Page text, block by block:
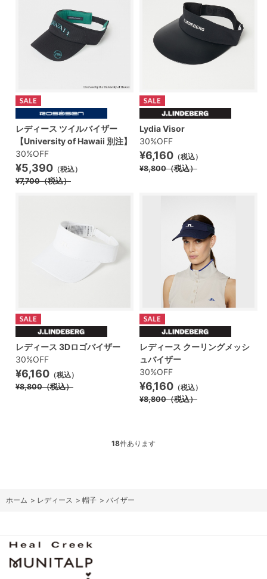
レディース ツイルバイザー
【University of Hawaii 別注】
30%OFF
¥5,390 （税込）
¥7,700（税込）
Lydia Visor
30%OFF
¥6,160 （税込）
¥8,800（税込）
レディース 3Dロゴバイザー
30%OFF
¥6,160 （税込）
¥8,800（税込）
レディース クーリングメッシ
ュバイザー
30%OFF
¥6,160 （税込）
¥8,800（税込）
18件あります
ホーム > レディース > 帽子 > バイザー